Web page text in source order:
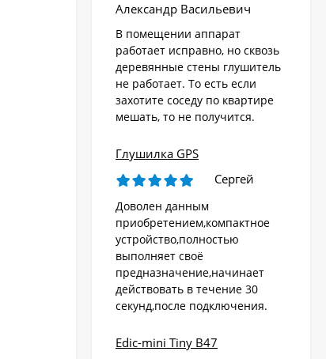
Александр Васильевич
В помещении аппарат
работает исправно, но сквозь
деревянные стены глушитель
не работает. То есть если
захотите соседу по квартире
мешать, то не получится.
Глушилка GPS
Сергей
Доволен данным
приобретением,компактное
устройство,полностью
выполняет своё
предназначение,начинает
действовать в течение 30
секунд,после подключения.
Edic-mini Tiny B47